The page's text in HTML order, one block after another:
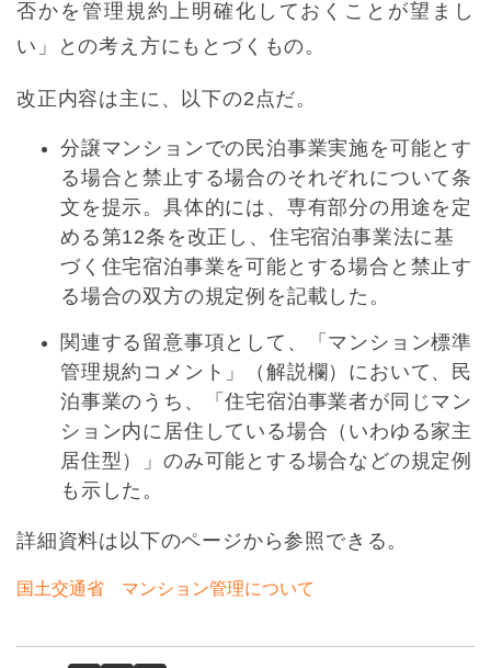
否かを管理規約上明確化しておくことが望まし
い」との考え方にもとづくもの。
改正内容は主に、以下の2点だ。
分譲マンションでの民泊事業実施を可能とす
る場合と禁止する場合のそれぞれについて条
文を提示。具体的には、専有部分の用途を定
める第12条を改正し、住宅宿泊事業法に基
づく住宅宿泊事業を可能とする場合と禁止す
る場合の双方の規定例を記載した。
関連する留意事項として、「マンション標準
管理規約コメント」（解説欄）において、民
泊事業のうち、「住宅宿泊事業者が同じマン
ション内に居住している場合（いわゆる家主
居住型）」のみ可能とする場合などの規定例
も示した。
詳細資料は以下のページから参照できる。
国土交通省 マンション管理について